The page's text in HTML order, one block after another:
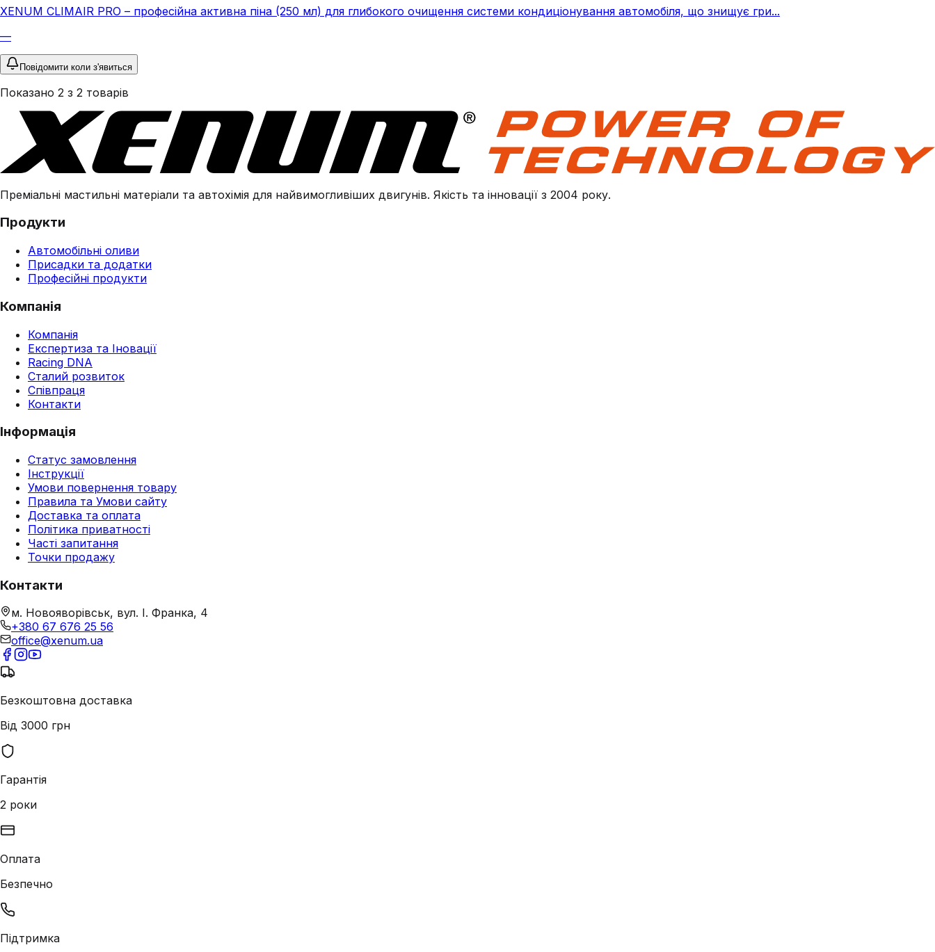
XENUM CLIMAIR PRO – професійна активна піна (250 мл) для глибокого очищення системи кондиціонування автомобіля, що знищує гри...
—
Повідомити коли з'явиться
Показано 2 з 2 товарів
Преміальні мастильні матеріали та автохімія для найвимогливіших двигунів. Якість та інновації з 2004 року.
Продукти
Автомобільні оливи
Присадки та додатки
Професійні продукти
Компанія
Компанія
Експертиза та Іновації
Racing DNA
Сталий розвиток
Співпраця
Контакти
Інформація
Статус замовлення
Інструкції
Умови повернення товару
Правила та Умови сайту
Доставка та оплата
Політика приватності
Часті запитання
Точки продажу
Контакти
м. Новояворівськ, вул. І. Франка, 4
+380 67 676 25 56
office@xenum.ua
Безкоштовна доставка
Від 3000 грн
Гарантія
2 роки
Оплата
Безпечно
Підтримка